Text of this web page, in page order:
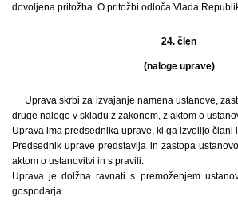
dovoljena pritožba. O pritožbi odloča Vlada
24. člen
(naloge uprave)
Uprava skrbi za izvajanje namena ustanove,
druge naloge v skladu z zakonom, z aktom o
Uprava ima predsednika uprave, ki ga izvolijo člani
Predsednik uprave predstavlja in zastopa
aktom o ustanovitvi in s pravili.
Uprava je dolžna ravnati s premoženjem
gospodarja.